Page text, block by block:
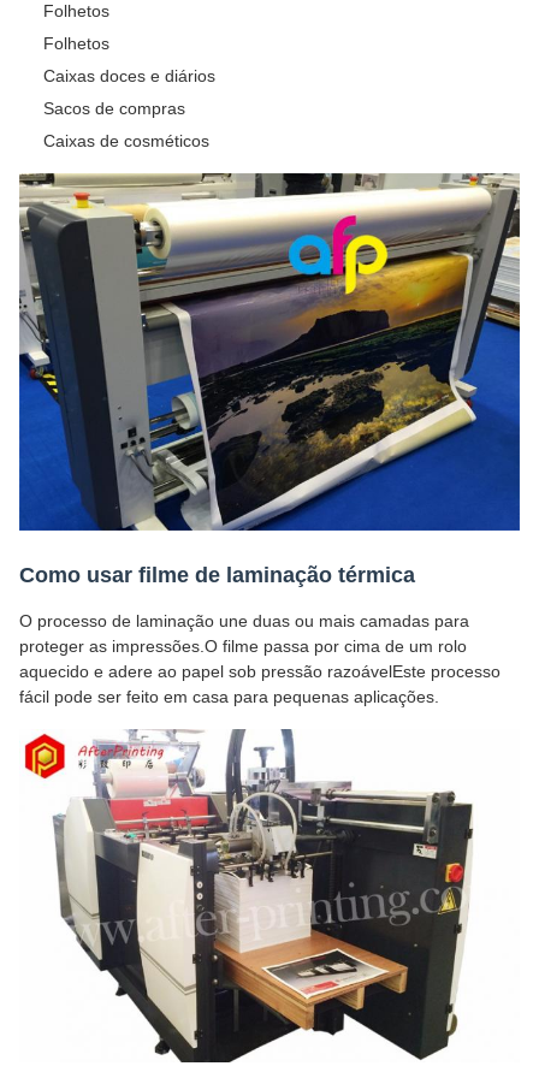
Folhetos
Folhetos
Caixas doces e diários
Sacos de compras
Caixas de cosméticos
Como usar filme de laminação térmica
O processo de laminação une duas ou mais camadas para
proteger as impressões.O filme passa por cima de um rolo
aquecido e adere ao papel sob pressão razoávelEste processo
fácil pode ser feito em casa para pequenas aplicações.